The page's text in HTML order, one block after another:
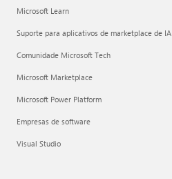
Microsoft Learn
Suporte para aplicativos de marketplace de IA
Comunidade Microsoft Tech
Microsoft Marketplace
Microsoft Power Platform
Empresas de software
Visual Studio